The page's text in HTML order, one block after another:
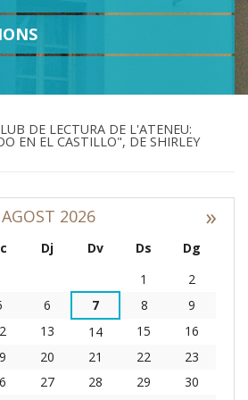
DE LECTURA DE L'ATENEU:
EN EL CASTILLO", DE SHIRLEY
AGOST 2026 »
Dj Dv Ds
Dg
1
2
6 7 8
9
13 14 15
16
20 21 22
23
27 28 29
30